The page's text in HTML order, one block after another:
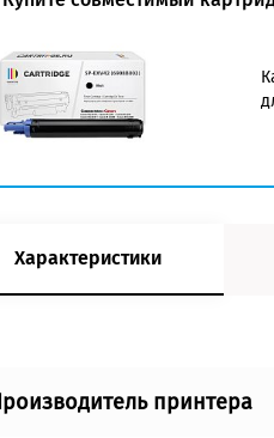
Характеристики
принтера